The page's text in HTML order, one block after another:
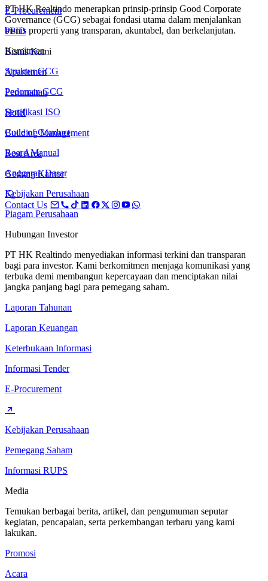
PT HK Realtindo menerapkan prinsip-prinsip Good Corporate
Governance (GCG) sebagai fondasi utama dalam menjalankan
bisnis properti yang transparan, akuntabel, dan berkelanjutan.
Komitmen
Struktur GCG
Pedoman GCG
Sertifikasi ISO
Code of Conduct
Board Manual
Anggaran Dasar
Kebijakan Perusahaan
Piagam Perusahaan
Hubungan Investor
PT HK Realtindo menyediakan informasi terkini dan transparan
bagi para investor. Kami berkomitmen menjaga komunikasi yang
terbuka demi membangun kepercayaan dan menciptakan nilai
jangka panjang bagi para pemegang saham.
Laporan Tahunan
Laporan Keuangan
Keterbukaan Informasi
Informasi Tender
E-Procurement
Kebijakan Perusahaan
Pemegang Saham
Informasi RUPS
Media
Temukan berbagai berita, artikel, dan pengumuman seputar
kegiatan, pencapaian, serta perkembangan terbaru yang kami
lakukan.
Promosi
Acara
E-Procurement
PPID
Bisnis Kami
Apartemen
Perumahan
Hotel
Building Management
Rest Area
Gedung Kantor
Contact Us